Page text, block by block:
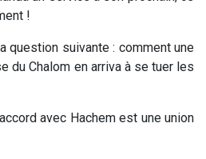
!
question suivante : comment une
du Chalom en arriva à se tuer les
avec Hachem est une union